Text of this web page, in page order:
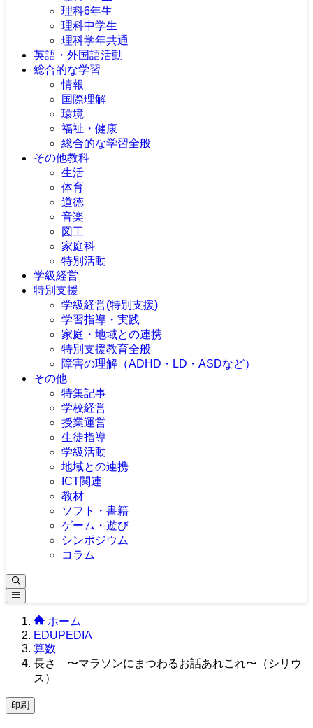
理科6年生
理科中学生
理科学年共通
英語・外国語活動
総合的な学習
情報
国際理解
環境
福祉・健康
総合的な学習全般
その他教科
生活
体育
道徳
音楽
図工
家庭科
特別活動
学級経営
特別支援
学級経営(特別支援)
学習指導・実践
家庭・地域との連携
特別支援教育全般
障害の理解（ADHD・LD・ASDなど）
その他
特集記事
学校経営
授業運営
生徒指導
学級活動
地域との連携
ICT関連
教材
ソフト・書籍
ゲーム・遊び
シンポジウム
コラム
ホーム
EDUPEDIA
算数
長さ 〜マラソンにまつわるお話あれこれ〜（シリウ
ス）
印刷